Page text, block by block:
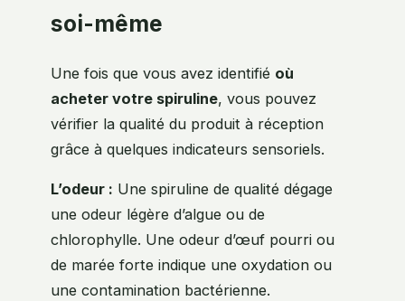
soi-même
Une fois que vous avez identifié où
acheter votre spiruline, vous pouvez
vérifier la qualité du produit à réception
grâce à quelques indicateurs sensoriels.
L’odeur : Une spiruline de qualité dégage
une odeur légère d’algue ou de
chlorophylle. Une odeur d’œuf pourri ou
de marée forte indique une oxydation ou
une contamination bactérienne.